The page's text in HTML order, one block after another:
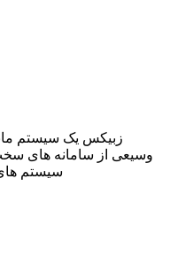
زبیکس یک سیستم
وسیعی از سامانه های
سیستم های